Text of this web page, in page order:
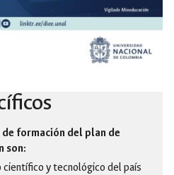
formación del plan de
son:
y tecnológico del país